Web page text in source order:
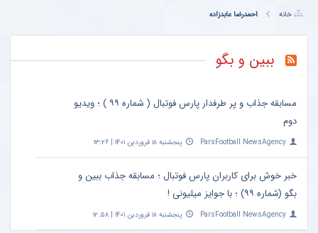
=>
فروشگاهت
رو ثبت
کن
دندان
پزشکی
با پک
سفید
خانگی
+
خوابی
آموزش
نابودکننده
خانه احمدرضا عابدزاده
ببین و بگو
مسابقه جذاب و پر طرفدار پارس فوتبال ( شماره ۹۹ ) ؛ ویدیو
دوم
ParsFootball NewsAgency پنجشنبه ۱۸ فروردین ۱۴۰۱ | ۱۳:۲۶
خبر خوش برای کاربران پارس فوتبال ؛ مسابقه جذاب ببین و
بگو (شماره ۹۹) ؛ با جوایز میلیونی !
ParsFootball NewsAgency پنجشنبه ۱۸ فروردین ۱۴۰۱ | ۱۲:۵۸